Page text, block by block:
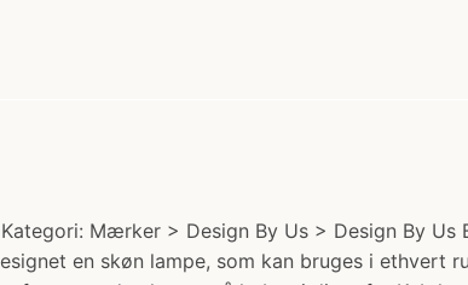
Mærker > Design By Us > Design By
en skøn lampe, som kan bruges i